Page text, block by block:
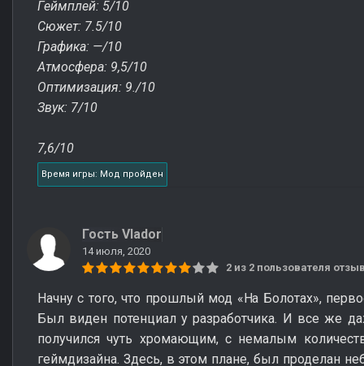
Геймплей: 5/10
Сюжет: 7.5/10
Графика: —/10
Атмосфера: 9,5/10
Оптимизация: 9./10
Звук: 7/10
7,6/10
Время игры: Мод пройден
Гость Vlador
14 июля, 2020
2 из 2 пользователя
Начну с того, что прошлый мод «На Болотах»,
Был виден потенциал у разработчика. И все же
получился чуть хромающим, с немалым
геймдизайна. Здесь, в этом плане, был проделан